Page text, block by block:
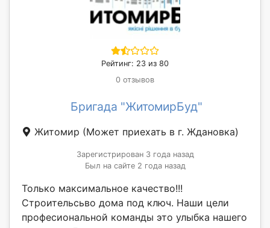
Рейтинг: 23 из 80
0 отзывов
Бригада "ЖитомирБуд"
Житомир (Может приехать в г. Ждановка)
Зарегистрирован 3 года назад
Был на сайте 2 года назад
Только максимальное качество!!!
Строительсьво дома под ключ. Наши цели
професиональной команды это улыбка нашего